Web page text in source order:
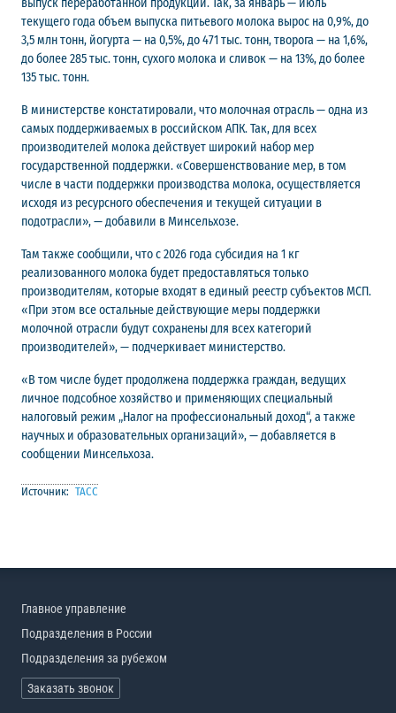
текущего года объем выпуска питьевого молока вырос на 0,9%, до
3,5 млн тонн, йогурта — на 0,5%, до 471 тыс. тонн, творога — на 1,6%,
до более 285 тыс. тонн, сухого молока и сливок — на 13%, до более
135 тыс. тонн.
В министерстве констатировали, что молочная отрасль — одна из
самых поддерживаемых в российском АПК. Так, для всех
производителей молока действует широкий набор мер
государственной поддержки. «Совершенствование мер, в том
числе в части поддержки производства молока, осуществляется
исходя из ресурсного обеспечения и текущей ситуации в
подотрасли», — добавили в Минсельхозе.
Там также сообщили, что с 2026 года субсидия на 1 кг
реализованного молока будет предоставляться только
производителям, которые входят в единый реестр субъектов МСП.
«При этом все остальные действующие меры поддержки
молочной отрасли будут сохранены для всех категорий
производителей», — подчеркивает министерство.
«В том числе будет продолжена поддержка граждан, ведущих
личное подсобное хозяйство и применяющих специальный
налоговый режим „Налог на профессиональный доход“, а также
научных и образовательных организаций», — добавляется в
сообщении Минсельхоза.
Источник: ТАСС
Главное управление
Подразделения в России
Подразделения за рубежом
Заказать звонок